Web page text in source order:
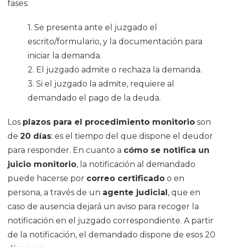
fases:
1. Se presenta ante el juzgado el
escrito/formulario, y la documentación para
iniciar la demanda.
2. El juzgado admite o rechaza la demanda.
3. Si el juzgado la admite, requiere al
demandado el pago de la deuda.
Los plazos para el procedimiento monitorio son
de 20 días: es el tiempo del que dispone el deudor
para responder. En cuanto a cómo se notifica un
juicio monitorio, la notificación al demandado
puede hacerse por correo certificado o en
persona, a través de un agente judicial, que en
caso de ausencia dejará un aviso para recoger la
notificación en el juzgado correspondiente. A partir
de la notificación, el demandado dispone de esos 20